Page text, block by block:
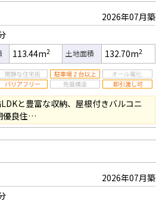
2026年07月築
113.44m2 土地面積 132.70m2
と豊富な収納、屋根付きバルコニ
優良住…
2026年07月築